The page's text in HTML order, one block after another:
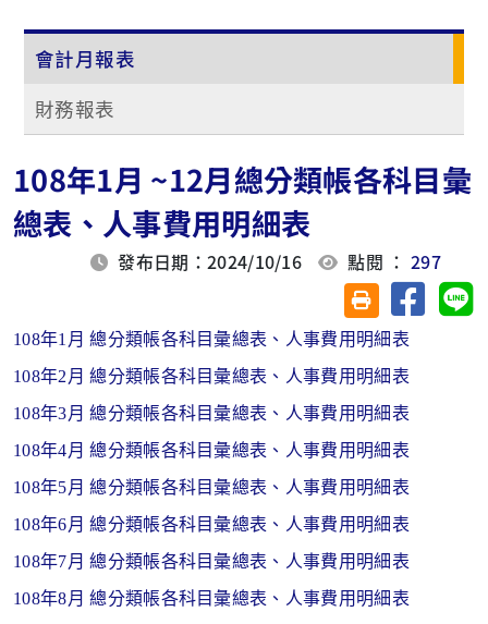
會計月報表
財務報表
108年1月 ~12月總分類帳各科目彙
總表、人事費用明細表
發布日期：2024/10/16 點閱 ：297
友善列印(另開視
分享至
108年1月 總分類帳各科目彙總表、人事費用明細表
108年2月 總分類帳各科目彙總表、人事費用明細表
108年3月 總分類帳各科目彙總表、人事費用明細表
108年4月 總分類帳各科目彙總表、人事費用明細表
108年5月 總分類帳各科目彙總表、人事費用明細表
108年6月 總分類帳各科目彙總表、人事費用明細表
108年7月 總分類帳各科目彙總表、人事費用明細表
108年8月 總分類帳各科目彙總表、人事費用明細表